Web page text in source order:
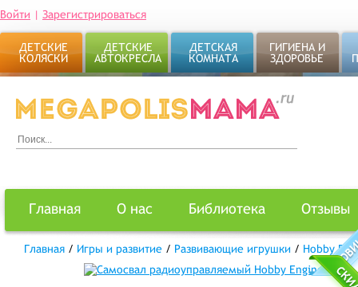
Войти | Зарегистрироваться
ДЕТСКИЕ
КОЛЯСКИ
ДЕТСКИЕ
АВТОКРЕСЛА
ДЕТСКАЯ
КОМНАТА
ГИГИЕНА И
ЗДОРОВЬЕ
Главная О нас Библиотека Отзывы
Главная / Игры и развитие / Развивающие игрушки / Hobby